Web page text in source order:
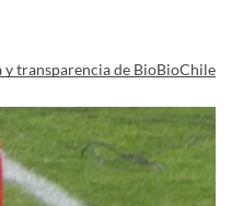
y transparencia de BioBioChile